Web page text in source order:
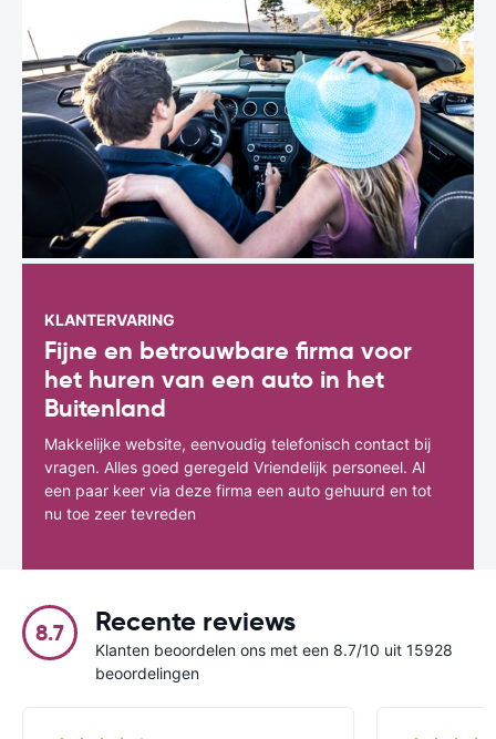
KLANTERVARING
Fijne en betrouwbare firma voor
het huren van een auto in het
Buitenland
Makkelijke website, eenvoudig telefonisch contact bij
vragen. Alles goed geregeld Vriendelijk personeel. Al
een paar keer via deze firma een auto gehuurd en tot
nu toe zeer tevreden
8.7 Recente reviews
Klanten beoordelen ons met een 8.7/10 uit 15928
beoordelingen